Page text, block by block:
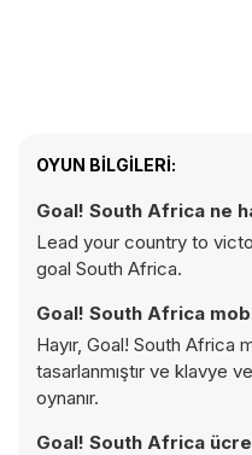
OYUN BILGILERI:
Goal! South Africa ne
Lead your country to
goal South Africa.
Goal! South Africa
Hayır, Goal! South Africa
tasarlanmıştır ve klavye
oynanır.
Goal! South Africa